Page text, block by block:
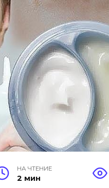
НА ЧТЕНИЕ
2 мин